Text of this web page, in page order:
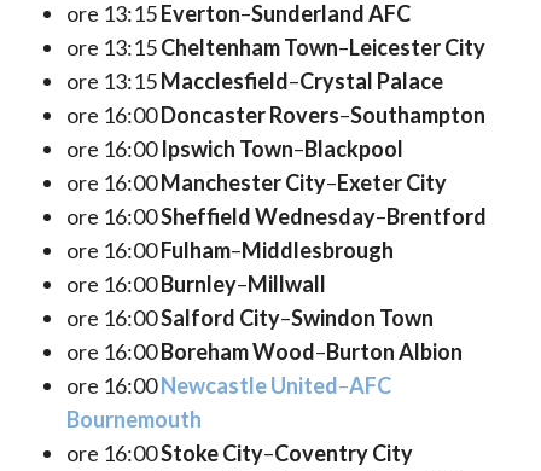
ore 13:15Everton–Sunderland AFC
ore 13:15Cheltenham Town–Leicester City
ore 13:15Macclesfield–Crystal Palace
ore 16:00Doncaster Rovers–Southampton
ore 16:00Ipswich Town–Blackpool
ore 16:00Manchester City–Exeter City
ore 16:00Sheffield Wednesday–Brentford
ore 16:00Fulham–Middlesbrough
ore 16:00Burnley–Millwall
ore 16:00Salford City–Swindon Town
ore 16:00Boreham Wood–Burton Albion
ore 16:00Newcastle United–AFC
Bournemouth
ore 16:00Stoke City–Coventry City